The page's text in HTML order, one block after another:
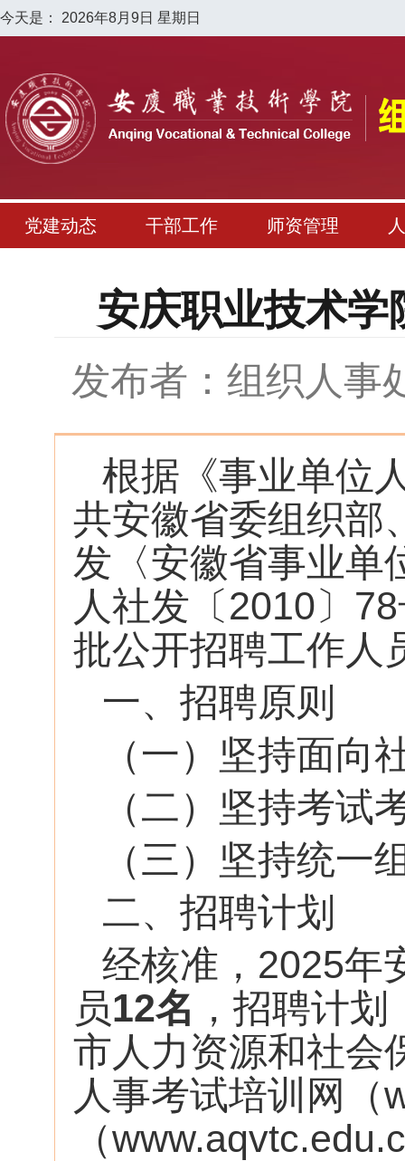
今天是： 2026年8月9日 星期日
党建动态 干部工作 师资管理
安庆职业技术学
发布者：组织人事
根据《事业单位
共安徽省委组织部
发〈安徽省事业单
人社发〔2010〕
批公开招聘工作人
一、招聘原则
（一）坚持面向
（二）坚持考试
（三）坚持统一
二、招聘计划
经核准，2025年
员12名 ，招聘计
市人力资源和社会
人事考试培训网（
（